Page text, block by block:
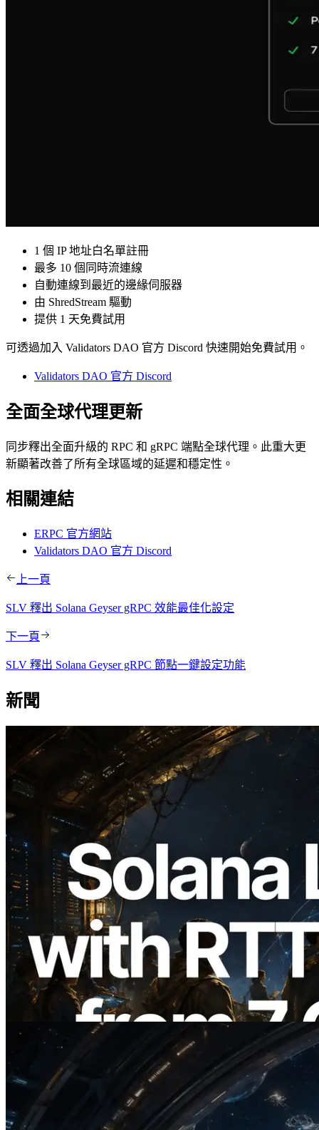
1 個 IP 地址白名單註冊
最多 10 個同時流連線
自動連線到最近的邊緣伺服器
由 ShredStream 驅動
提供 1 天免費試用
可透過加入 Validators DAO 官方 Discord 快速開始免費試用。
Validators DAO 官方 Discord
全面全球代理更新
同步釋出全面升級的 RPC 和 gRPC 端點全球代理。此重大更
新顯著改善了所有全球區域的延遲和穩定性。
相關連結
ERPC 官方網站
Validators DAO 官方 Discord
上一頁
SLV 釋出 Solana Geyser gRPC 效能最佳化設定
下一頁
SLV 釋出 Solana Geyser gRPC 節點一鍵設定功能
新聞
2026.08.05
ERPC 擴展 Solana Leader Slot API：新
增全球 7 個區域的 Ping 測量 —
Validators Information API 同步上線